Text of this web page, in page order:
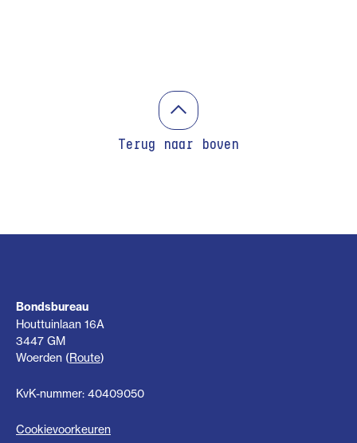
Terug naar boven
Bondsbureau
Houttuinlaan 16A
3447 GM
Woerden (Route)
KvK-nummer: 40409050
Cookievoorkeuren